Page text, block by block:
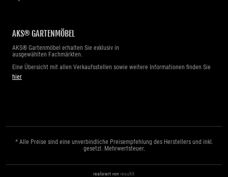
AKS® GARTENMÖBEL
AKS® Gartenmöbel erhalten Sie exklusiv in
ausgewählten Fachmärkten.
Eine Übersicht mit allen Verkaufsstellen sowie weitere Informationen finden Sie
hier
* Alle Preise sind eine unverbindliche Preisempfehlung des Herstellers und inkl.
gesetzl. Mehrwertsteuer.
realisiert vonresultX